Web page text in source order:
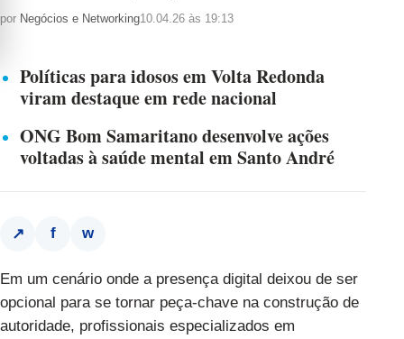
por Negócios e Networking10.04.26 às 19:13
Políticas para idosos em Volta Redonda
viram destaque em rede nacional
ONG Bom Samaritano desenvolve ações
voltadas à saúde mental em Santo André
↗ f w
Em um cenário onde a presença digital deixou de ser
opcional para se tornar peça-chave na construção de
autoridade, profissionais especializados em